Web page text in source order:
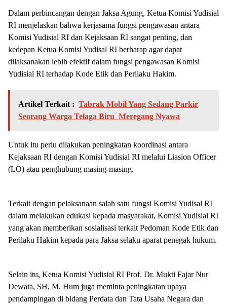
Dalam perbincangan dengan Jaksa Agung, Ketua Komisi Yudisial
RI menjelaskan bahwa kerjasama fungsi pengawasan antara
Komisi Yudisial RI dan Kejaksaan RI sangat penting, dan
kedepan Ketua Komisi Yudisal RI berharap agar dapat
dilaksanakan lebih efektif dalam fungsi pengawasan Komisi
Yudisial RI terhadap Kode Etik dan Perilaku Hakim.
Artikel Terkait : Tabrak Mobil Yang Sedang Parkir
Seorang Warga Telaga Biru Meregang Nyawa
Untuk itu perlu dilakukan peningkatan koordinasi antara
Kejaksaan RI dengan Komisi Yudisial RI melalui Liasion Officer
(LO) atau penghubung masing-masing.
Terkait dengan pelaksanaan salah satu fungsi Komisi Yudisal RI
dalam melakukan edukasi kepada masyarakat, Komisi Yudisial RI
yang akan memberikan sosialisasi terkait Pedoman Kode Etik dan
Perilaku Hakim kepada para Jaksa selaku aparat penegak hukum.
Selain itu, Ketua Komisi Yudisial RI Prof. Dr. Mukti Fajar Nur
Dewata, SH, M. Hum juga meminta peningkatan upaya
pendampingan di bidang Perdata dan Tata Usaha Negara dan